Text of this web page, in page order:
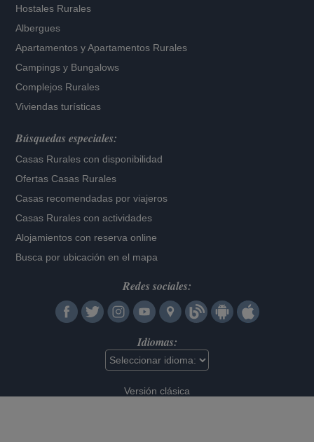
Hostales Rurales
Albergues
Apartamentos yApartamentos Rurales
Campings y Bungalows
Complejos Rurales
Viviendas turísticas
Búsquedas especiales:
Casas Rurales con disponibilidad
Ofertas Casas Rurales
Casas recomendadas por viajeros
Casas Rurales con actividades
Alojamientos con reserva online
Busca por ubicación en el mapa
Redes sociales:
Idiomas:
Versión clásica